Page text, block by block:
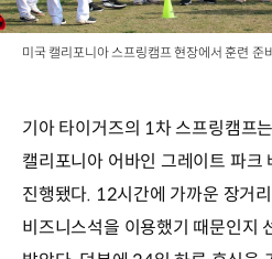
미국 캘리포니아 스프링캠프 현장에서 훈련 준
기아 타이거즈의 1차 스프링캠프
캘리포니아 어바인 그레이트 파크
진행됐다. 12시간에 가까운 장거
비즈니스석을 이용했기 때문인지